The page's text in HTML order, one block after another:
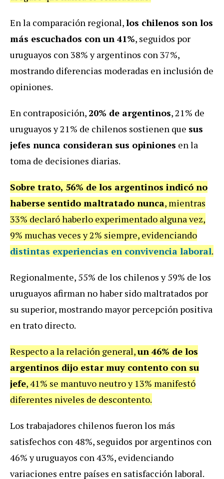
En la comparación regional,los chilenos son los
más escuchados con un 41%, seguidos por
uruguayos con 38% y argentinos con 37%,
mostrando diferencias moderadas en inclusión de
opiniones.
En contraposición, 20% de argentinos, 21% de
uruguayos y 21% de chilenos sostienen que sus
jefes nunca consideran sus opiniones en la
toma de decisiones diarias.
Sobre trato, 56% de los argentinos indicó no
haberse sentido maltratado nunca, mientras
33% declaró haberlo experimentado alguna vez,
9% muchas veces y 2% siempre, evidenciando
distintas experiencias en convivencia laboral.
Regionalmente, 55% de los chilenos y 59% de los
uruguayos afirman no haber sido maltratados por
su superior, mostrando mayor percepción positiva
en trato directo.
Respecto a la relación general,un 46% de los
argentinos dijo estar muy contento con su
jefe, 41% se mantuvo neutro y 13% manifestó
diferentes niveles de descontento.
Los trabajadores chilenos fueron los más
satisfechos con 48%, seguidos por argentinos con
46% y uruguayos con 43%, evidenciando
variaciones entre países en satisfacción laboral.